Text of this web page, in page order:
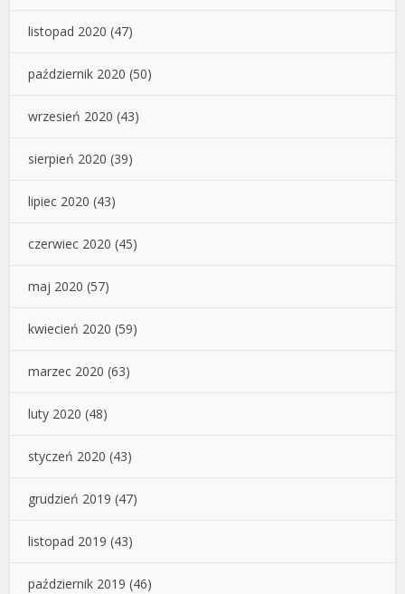
listopad 2020 (47)
październik 2020 (50)
wrzesień 2020 (43)
sierpień 2020 (39)
lipiec 2020 (43)
czerwiec 2020 (45)
maj 2020 (57)
kwiecień 2020 (59)
marzec 2020 (63)
luty 2020 (48)
styczeń 2020 (43)
grudzień 2019 (47)
listopad 2019 (43)
październik 2019 (46)